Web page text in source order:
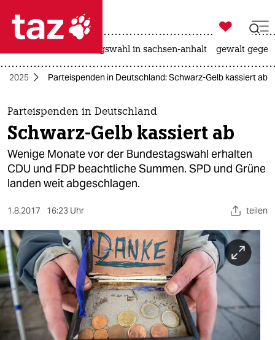
 taz zahl ich
taz zahl ich
themen
politik
öko
sport
berlin
nord
wahrheit

taz zahl ich
landtagswahl in sachsen-anhalt gewalt
2025 Parteispenden in Deutschland: Schwarz-Gelb kassiert ab
Parteispenden in Deutschland
Schwarz-Gelb kassiert ab
Wenige Monate vor der Bundestagswahl erhalten
CDU und FDP beachtliche Summen. SPD und Grüne
landen weit abgeschlagen.
1.8.2017 16:23 Uhr teilen